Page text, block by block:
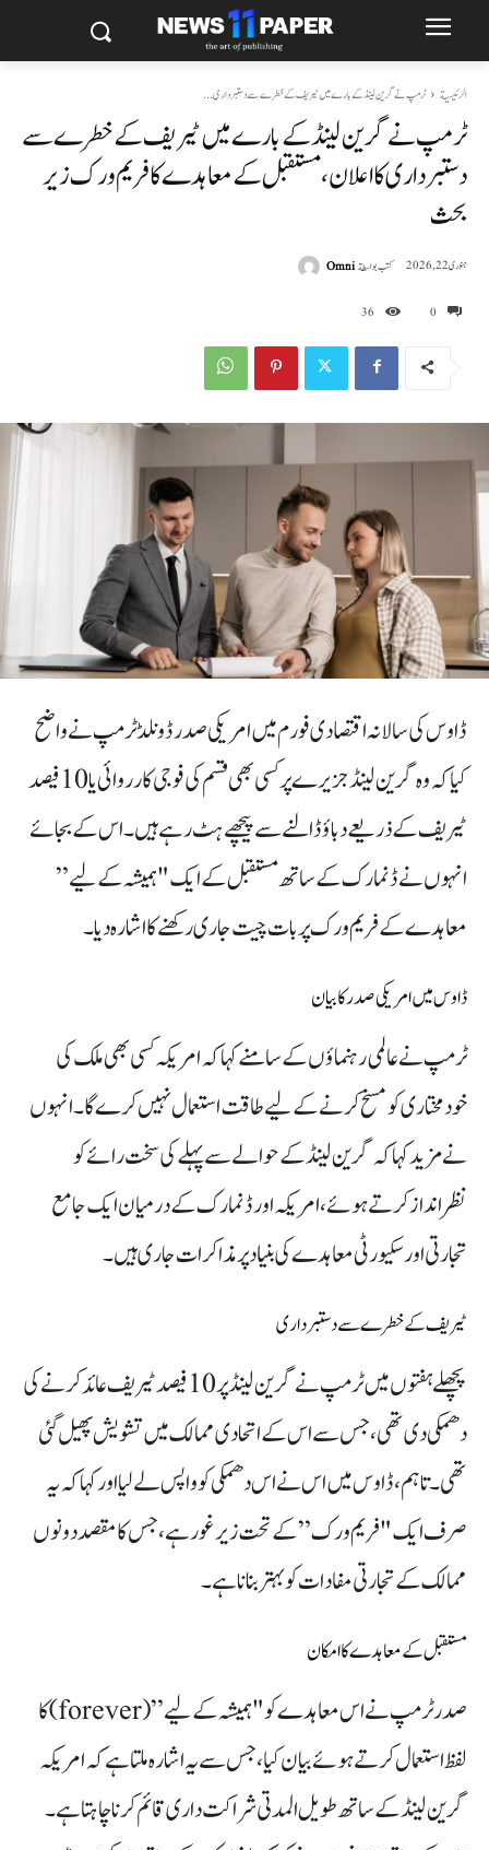
الرئيسية ٹرمپ نے گرین لینڈ کے بارے میں ٹیریف کے خطرے سے دستبرداری...
ٹرمپ نے گرین لینڈ کے بارے میں ٹیریف کے خطرے سے
دستبرداری کا اعلان، مستقبل کے معاہدے کا فریم ورک زیر
بحث
0
36
جنوری 22, 2026 كتب بواسطةOmni
ڈاوس کی سالانہ اقتصادی فورم میں امریکی صدر ڈونلڈ ٹرمپ نے واضح
کیا کہ وہ گرین لینڈ جزیرے پر کسی بھی قسم کی فوجی کارروائی یا 10 فیصد
ٹیریف کے ذریعے دباؤ ڈالنے سے پیچھے ہٹ رہے ہیں۔ اس کے بجائے
انہوں نے ڈنمارک کے ساتھ مستقبل کے ایک "ہمیشہ کے لیے”
معاہدے کے فریم ورک پر بات چیت جاری رکھنے کا اشارہ دیا۔
ڈاوس میں امریکی صدر کا بیان
ٹرمپ نے عالمی رہنماؤں کے سامنے کہا کہ امریکہ کسی بھی ملک کی
خودمختاری کو مسخ کرنے کے لیے طاقت استعمال نہیں کرے گا۔ انہوں
نے مزید کہا کہ گرین لینڈ کے حوالے سے پہلے کی سخت رائے کو
نظرانداز کرتے ہوئے، امریکہ اور ڈنمارک کے درمیان ایک جامع
تجارتی اور سکیورٹی معاہدے کی بنیاد پر مذاکرات جاری ہیں۔
ٹیریف کے خطرے سے دستبرداری
پچھلے ہفتوں میں ٹرمپ نے گرین لینڈ پر 10 فیصد ٹیریف عائد کرنے کی
دھمکی دی تھی، جس سے اس کے اتحادی ممالک میں تشویش پھیل گئی
تھی۔ تاہم، ڈاوس میں اس نے اس دھمکی کو واپس لے لیا اور کہا کہ یہ
صرف ایک "فریم ورک” کے تحت زیر غور ہے، جس کا مقصد دونوں
ممالک کے تجارتی مفادات کو بہتر بنانا ہے۔
مستقبل کے معاہدے کا امکان
صدر ٹرمپ نے اس معاہدے کو "ہمیشہ کے لیے” (forever) کا
لفظ استعمال کرتے ہوئے بیان کیا، جس سے یہ اشارہ ملتا ہے کہ امریکہ
گرین لینڈ کے ساتھ طویل المدتی شراکت داری قائم کرنا چاہتا ہے۔